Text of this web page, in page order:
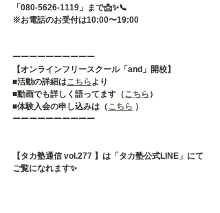
「080-5626-1119」まで📩✨📞
※お電話のお受付は10:00〜19:00
ーーーーーーーーーー
【オンラインフリースクール「and」開校】
■活動の詳細はこちらより
■動画でも詳しく語ってます（こちら ）
■体験入会の申し込みは（こちら ）
ーーーーーーーーーー
【タカ塾通信 vol.277 】は「タカ塾公式LINE」にて
ご覧になれます✨